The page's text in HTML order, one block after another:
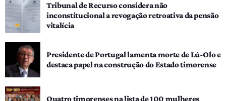
Tribunal de Recurso considera não
inconstitucional a revogação retroativa da pensão
vitalícia
Presidente de Portugal lamenta morte de Lú-Olo e
destaca papel na construção do Estado timorense
Quatro timorenses na lista de 100 mulheres